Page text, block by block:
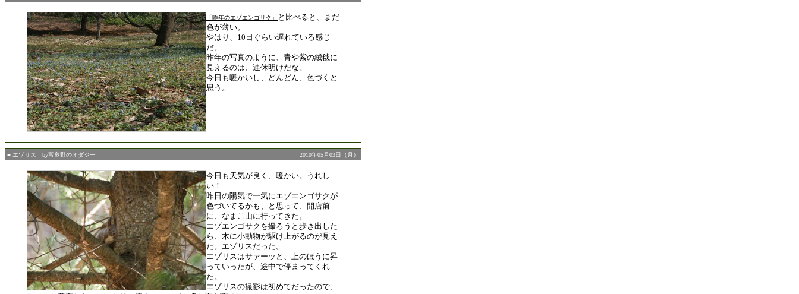
「昨年のエゾエンゴサク」
と比べると、まだ
色が薄い。
やはり、10日ぐらい遅れている感じ
だ。
昨年の写真のように、青や紫の絨毯に
見えるのは、連休明けだな。
今日も暖かいし、どんどん、色づくと
思う。
■ エゾリス by富良野のオダジー 2010年05月03日（月）
今日も天気が良く、暖かい。うれし
い！
昨日の陽気で一気にエゾエンゴサクが
色づいてるかも、と思って、開店前
に、なまこ山に行ってきた。
エゾエンゴサクを撮ろうと歩き出した
ら、木に小動物が駆け上がるのが見え
た。エゾリスだった。
エゾリスはサァーッと、上のほうに昇
っていったが、途中で停まってくれ
た。
エゾリスの撮影は初めてだったので、